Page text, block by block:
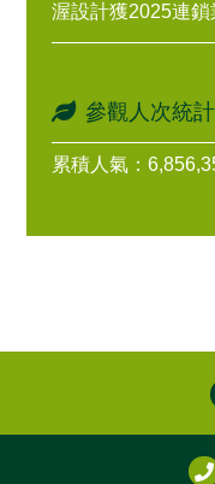
渥設計獲2025連鎖
參觀人次統計
累積人氣：